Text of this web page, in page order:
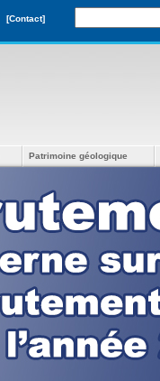
[Contact]
Patrimoine géologique